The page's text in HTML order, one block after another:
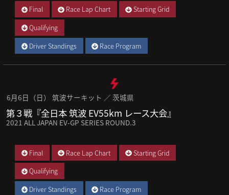
Final Race Lap Chart
Starting Grid
Qualifying
Driver Standings
Race Program
6月6日（日） 筑波サーキット ／ 茨城県
第３戦『全日本 筑波 EV55km レース大会』
2021 ALL JAPAN EV-GP SERIES ROUND.3
Final Race Lap Chart
Starting Grid
Qualifying
Driver Standings
Race Program